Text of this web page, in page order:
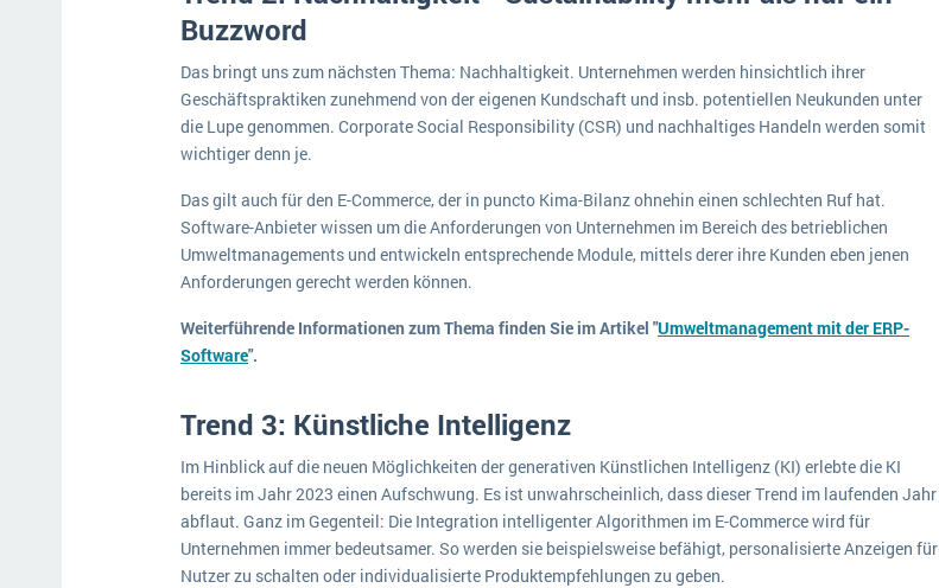
Buzzword
Das bringt uns zum nächsten Thema: Nachhaltigkeit. Unternehmen werden hinsichtlich ihrer
Geschäftspraktiken zunehmend von der eigenen Kundschaft und insb. potentiellen Neukunden unter
die Lupe genommen. Corporate Social Responsibility (CSR) und nachhaltiges Handeln werden somit
wichtiger denn je.
Das gilt auch für den E-Commerce, der in puncto Kima-Bilanz ohnehin einen schlechten Ruf hat.
Software-Anbieter wissen um die Anforderungen von Unternehmen im Bereich des betrieblichen
Umweltmanagements und entwickeln entsprechende Module, mittels derer ihre Kunden eben jenen
Anforderungen gerecht werden können.
Weiterführende Informationen zum Thema finden Sie im Artikel "Umweltmanagement mit der ERP-
Software".
Trend 3: Künstliche Intelligenz
Im Hinblick auf die neuen Möglichkeiten der generativen Künstlichen Intelligenz (KI) erlebte die KI
bereits im Jahr 2023 einen Aufschwung. Es ist unwahrscheinlich, dass dieser Trend im laufenden Jahr
abflaut. Ganz im Gegenteil: Die Integration intelligenter Algorithmen im E-Commerce wird für
Unternehmen immer bedeutsamer. So werden sie beispielsweise befähigt, personalisierte Anzeigen für
Nutzer zu schalten oder individualisierte Produktempfehlungen zu geben.